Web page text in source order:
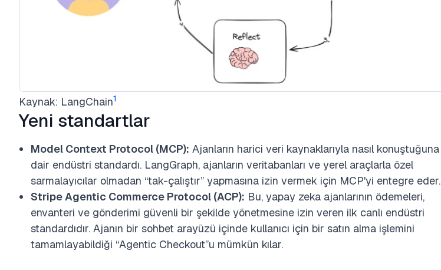
Kaynak: LangChain1
Yeni standartlar
Model Context Protocol (MCP): Ajanların harici veri kaynaklarıyla nasıl konuştuğuna
dair endüstri standardı. LangGraph, ajanların veritabanları ve yerel araçlarla özel
sarmalayıcılar olmadan “tak-çalıştır” yapmasına izin vermek için MCP'yi entegre eder.
Stripe Agentic Commerce Protocol (ACP): Bu, yapay zeka ajanlarının ödemeleri,
envanteri ve gönderimi güvenli bir şekilde yönetmesine izin veren ilk canlı endüstri
standardıdır. Ajanın bir sohbet arayüzü içinde kullanıcı için bir satın alma işlemini
tamamlayabildiği “Agentic Checkout”u mümkün kılar.